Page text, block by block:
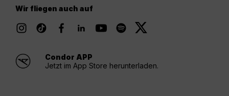
Wir fliegen auch auf
Condor APP
Jetzt im App Store herunterladen.